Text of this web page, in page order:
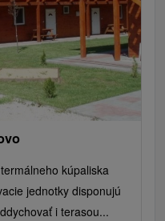
kúpaliska
jednotky disponujú
i terasou...